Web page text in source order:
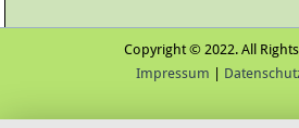
Copyright © 2022. All
Impressum |